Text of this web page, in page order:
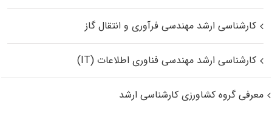
کارشناسی ارشد مهندسی فرآوری و انتقال گاز
کارشناسی ارشد مهندسی فناوری اطلاعات (IT)
معرفی گروه کشاورزی کارشناسی ارشد